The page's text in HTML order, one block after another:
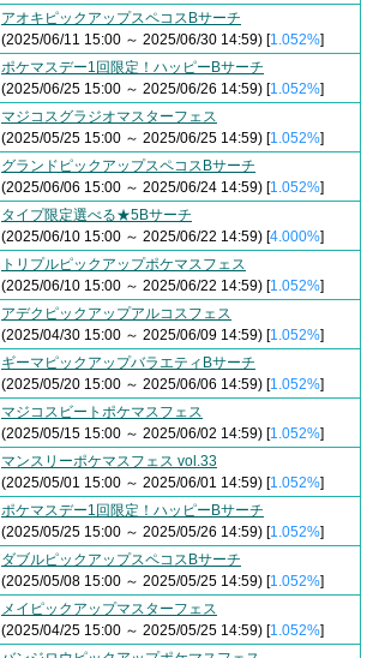
アオキピックアップスペコスBサーチ
(2025/06/11 15:00 ～ 2025/06/30 14:59) [1.052%]
ポケマスデー1回限定！ハッピーBサーチ
(2025/06/25 15:00 ～ 2025/06/26 14:59) [1.052%]
マジコスグラジオマスターフェス
(2025/05/25 15:00 ～ 2025/06/25 14:59) [1.052%]
グランドピックアップスペコスBサーチ
(2025/06/06 15:00 ～ 2025/06/24 14:59) [1.052%]
タイプ限定選べる★5Bサーチ
(2025/06/10 15:00 ～ 2025/06/22 14:59) [4.000%]
トリプルピックアップポケマスフェス
(2025/06/10 15:00 ～ 2025/06/22 14:59) [1.052%]
アデクピックアップアルコスフェス
(2025/04/30 15:00 ～ 2025/06/09 14:59) [1.052%]
ギーマピックアップバラエティBサーチ
(2025/05/20 15:00 ～ 2025/06/06 14:59) [1.052%]
マジコスビートポケマスフェス
(2025/05/15 15:00 ～ 2025/06/02 14:59) [1.052%]
マンスリーポケマスフェス vol.33
(2025/05/01 15:00 ～ 2025/06/01 14:59) [1.052%]
ポケマスデー1回限定！ハッピーBサーチ
(2025/05/25 15:00 ～ 2025/05/26 14:59) [1.052%]
ダブルピックアップスペコスBサーチ
(2025/05/08 15:00 ～ 2025/05/25 14:59) [1.052%]
メイピックアップマスターフェス
(2025/04/25 15:00 ～ 2025/05/25 14:59) [1.052%]